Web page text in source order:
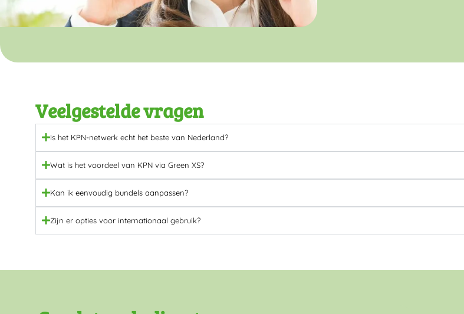
Veelgestelde vragen
Is het KPN-netwerk echt het beste van Nederland?
Wat is het voordeel van KPN via Green XS?
Kan ik eenvoudig bundels aanpassen?
Zijn er opties voor internationaal gebruik?